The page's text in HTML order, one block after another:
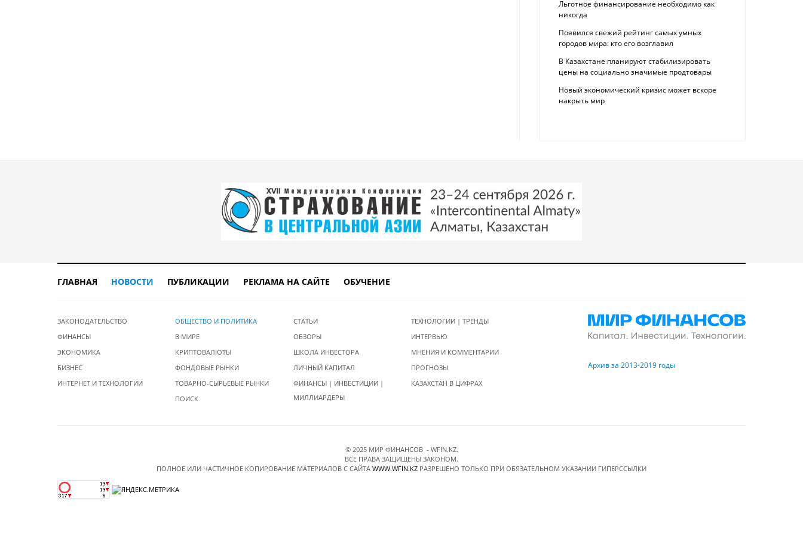
Льготное финансирование необходимо как
никогда
Появился свежий рейтинг самых умных
городов мира: кто его возглавил
В Казахстане планируют стабилизировать
цены на социально значимые продтовары
Новый экономический кризис может вскоре
накрыть мир
ГЛАВНАЯ НОВОСТИ ПУБЛИКАЦИИ РЕКЛАМА НА САЙТЕ ОБУЧЕНИЕ
ЗАКОНОДАТЕЛЬСТВО
ФИНАНСЫ
ЭКОНОМИКА
БИЗНЕС
ИНТЕРНЕТ И ТЕХНОЛОГИИ
ОБЩЕСТВО И ПОЛИТИКА
В МИРЕ
КРИПТОВАЛЮТЫ
ФОНДОВЫЕ РЫНКИ
ТОВАРНО-СЫРЬЕВЫЕ РЫНКИ
ПОИСК
СТАТЬИ
ОБЗОРЫ
ШКОЛА ИНВЕСТОРА
ЛИЧНЫЙ КАПИТАЛ
ФИНАНСЫ | ИНВЕСТИЦИИ |
МИЛЛИАРДЕРЫ
ТЕХНОЛОГИИ | ТРЕНДЫ
ИНТЕРВЬЮ
МНЕНИЯ И КОММЕНТАРИИ
ПРОГНОЗЫ
КАЗАХСТАН В ЦИФРАХ
Архив за 2013-2019 годы
© 2025 МИР ФИНАНСОВ - WFIN.KZ.
ВСЕ ПРАВА ЗАЩИЩЕНЫ ЗАКОНОМ.
ПОЛНОЕ ИЛИ ЧАСТИЧНОЕ КОПИРОВАНИЕ МАТЕРИАЛОВ C САЙТА WWW.WFIN.KZ РАЗРЕШЕНО ТОЛЬКО ПРИ ОБЯЗАТЕЛЬНОМ УКАЗАНИИ ГИПЕРССЫЛКИ